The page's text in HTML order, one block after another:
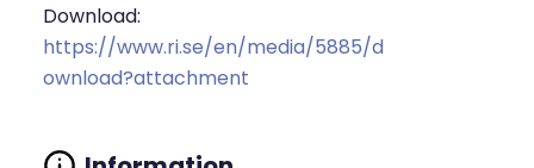
Download:
https://www.ri.se/en/media/5885/d
ownload?attachment